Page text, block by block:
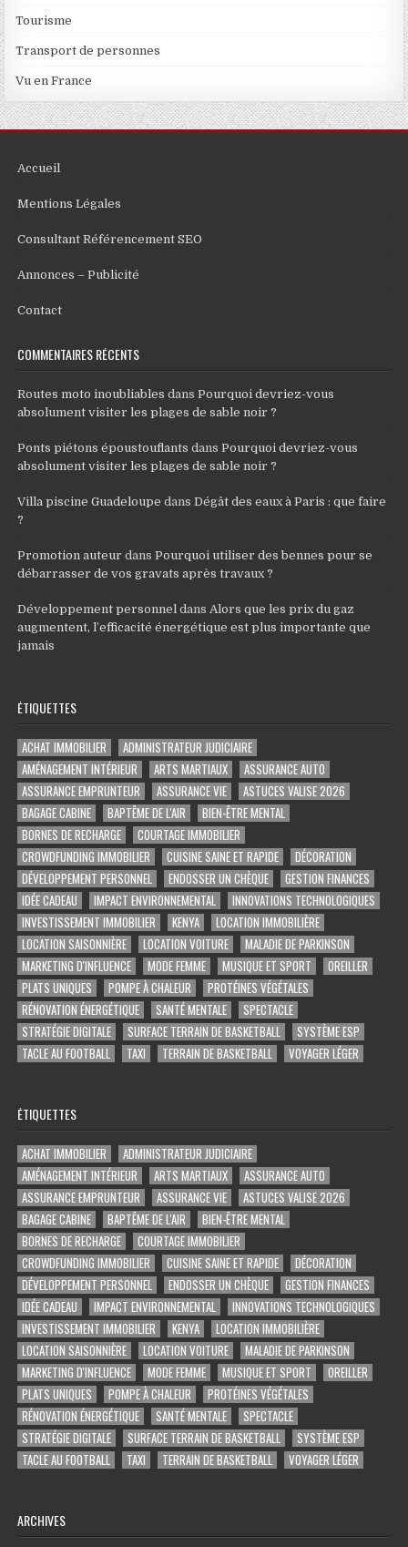
Tourisme
Transport de personnes
Vu en France
Accueil
Mentions Légales
Consultant Référencement SEO
Annonces – Publicité
Contact
COMMENTAIRES RÉCENTS
Routes moto inoubliables dansPourquoi devriez-vous
absolument visiter les plages de sable noir ?
Ponts piétons époustouflants dansPourquoi devriez-vous
absolument visiter les plages de sable noir ?
Villa piscine Guadeloupe dansDégât des eaux à Paris : que faire
?
Promotion auteur dansPourquoi utiliser des bennes pour se
débarrasser de vos gravats après travaux ?
Développement personnel dans Alors que les prix du gaz
augmentent, l’efficacité énergétique est plus importante que
jamais
ÉTIQUETTES
ACHAT IMMOBILIER
ADMINISTRATEUR JUDICIAIRE
AMÉNAGEMENT INTÉRIEUR
ARTS MARTIAUX
ASSURANCE AUTO
ASSURANCE EMPRUNTEUR
ASSURANCE VIE
ASTUCES VALISE 2026
BAGAGE CABINE
BAPTÊME DE L'AIR
BIEN-ÊTRE MENTAL
BORNES DE RECHARGE
COURTAGE IMMOBILIER
CROWDFUNDING IMMOBILIER
CUISINE SAINE ET RAPIDE
DÉCORATION
DÉVELOPPEMENT PERSONNEL
ENDOSSER UN CHÈQUE
GESTION FINANCES
IDÉE CADEAU
IMPACT ENVIRONNEMENTAL
INNOVATIONS TECHNOLOGIQUES
INVESTISSEMENT IMMOBILIER
KENYA
LOCATION IMMOBILIÈRE
LOCATION SAISONNIÈRE
LOCATION VOITURE
MALADIE DE PARKINSON
MARKETING D'INFLUENCE
MODE FEMME MUSIQUE ET SPORT
OREILLER
PLATS UNIQUES
POMPE À CHALEUR
PROTÉINES VÉGÉTALES
RÉNOVATION ÉNERGÉTIQUE
SANTÉ MENTALE
SPECTACLE
STRATÉGIE DIGITALE
SURFACE TERRAIN DE BASKETBALL
SYSTÈME ESP
TACLE AU FOOTBALL
TAXI TERRAIN DE BASKETBALL VOYAGER LÉGER
ÉTIQUETTES
ACHAT IMMOBILIER
ADMINISTRATEUR JUDICIAIRE
AMÉNAGEMENT INTÉRIEUR
ARTS MARTIAUX
ASSURANCE AUTO
ASSURANCE EMPRUNTEUR
ASSURANCE VIE
ASTUCES VALISE 2026
BAGAGE CABINE
BAPTÊME DE L'AIR
BIEN-ÊTRE MENTAL
BORNES DE RECHARGE
COURTAGE IMMOBILIER
CROWDFUNDING IMMOBILIER
CUISINE SAINE ET RAPIDE
DÉCORATION
DÉVELOPPEMENT PERSONNEL
ENDOSSER UN CHÈQUE
GESTION FINANCES
IDÉE CADEAU
IMPACT ENVIRONNEMENTAL
INNOVATIONS TECHNOLOGIQUES
INVESTISSEMENT IMMOBILIER
KENYA
LOCATION IMMOBILIÈRE
LOCATION SAISONNIÈRE
LOCATION VOITURE
MALADIE DE PARKINSON
MARKETING D'INFLUENCE
MODE FEMME MUSIQUE ET SPORT
OREILLER
PLATS UNIQUES
POMPE À CHALEUR
PROTÉINES VÉGÉTALES
RÉNOVATION ÉNERGÉTIQUE
SANTÉ MENTALE
SPECTACLE
STRATÉGIE DIGITALE
SURFACE TERRAIN DE BASKETBALL
SYSTÈME ESP
TACLE AU FOOTBALL
TAXI TERRAIN DE BASKETBALL VOYAGER LÉGER
ARCHIVES